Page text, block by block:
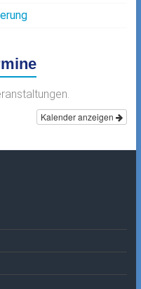
Kalender anzeigen